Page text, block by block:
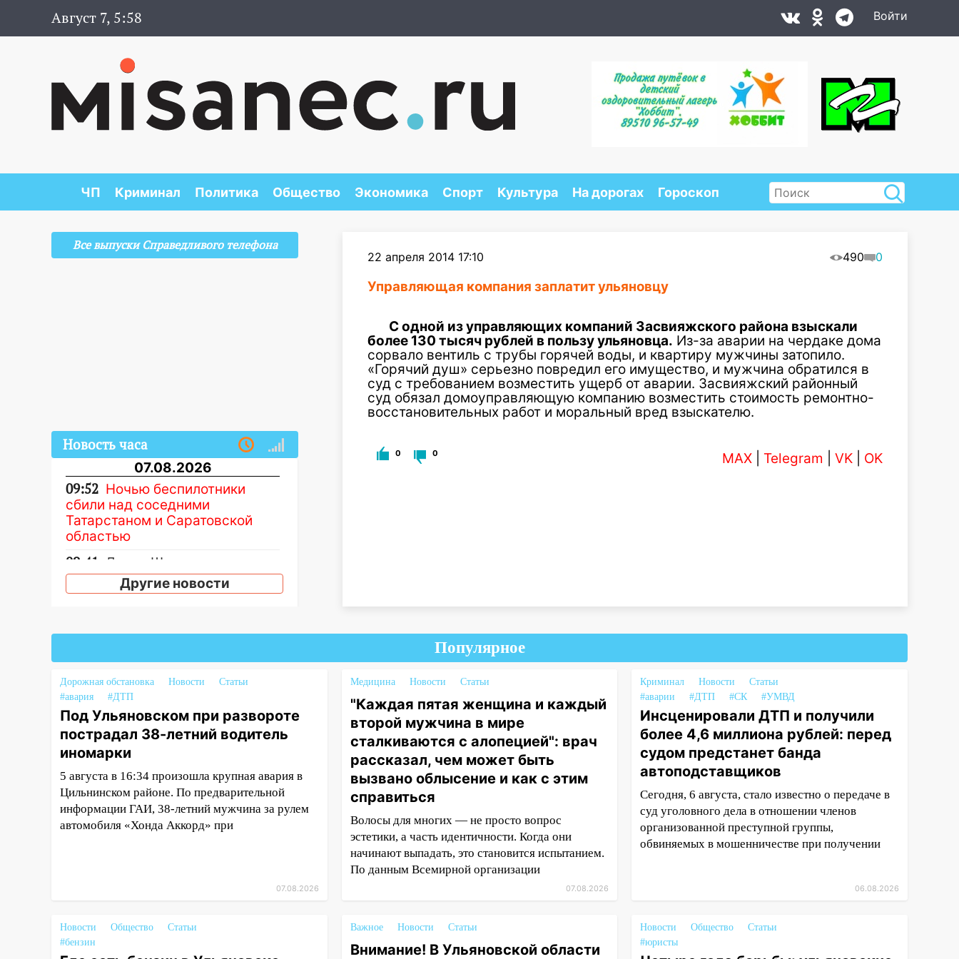
Август 7, 5:58 Войти
ЧП Криминал Политика Общество Экономика Спорт Культура На дорогах Гороскоп
22 апреля 2014 17:10 490 0
Управляющая компания заплатит ульяновцу
С одной из управляющих компаний Засвияжского района взыскали
более 130 тысяч рублей в пользу ульяновца. Из-за аварии на чердаке дома
сорвало вентиль с трубы горячей воды, и квартиру мужчины затопило.
«Горячий душ» серьезно повредил его имущество, и мужчина обратился в
суд с требованием возместить ущерб от аварии. Засвияжский районный
суд обязал домоуправляющую компанию возместить стоимость ремонтно-
восстановительных работ и моральный вред взыскателю.
0 0 MAX Telegram VK OK
Все выпуски Справедливого телефона
Новость часа
07.08.2026
09:52 Ночью беспилотники
сбили над соседними
Татарстаном и Саратовской
областью
09:41
Диана Шурыгина
уверовала в Бога в СИЗО
неуплату налогов на 48 млн
08:22 Подросток на питбайке
сбил велосипедистку:
пострадали двое
07:20 Жара возвращается:
ожидается знойный и сухой
06:00 Под Ульяновском при
развороте пострадал 38-
летний водитель иномарки
облысение и как с этим
справиться
Другие новости
Популярное
Дорожная обстановка Новости
Статьи
#авария
#ДТП
Под Ульяновском при развороте
пострадал 38-летний водитель
иномарки
5 августа в 16:34 произошла крупная авария в
Цильнинском районе. По предварительной
информации ГАИ, 38-летний мужчина за рулем
автомобиля «Хонда Аккорд» при
07.08.2026
Медицина Новости Статьи
"Каждая пятая женщина и каждый
второй мужчина в мире
сталкиваются с алопецией": врач
рассказал, чем может быть
вызвано облысение и как с этим
справиться
Волосы для многих — не просто вопрос
эстетики, а часть идентичности. Когда они
начинают выпадать, это становится испытанием.
По данным Всемирной организации
07.08.2026
Криминал Новости
Статьи
#аварии
#ДТП #СК #УМВД
Инсценировали ДТП и получили
более 4,6 миллиона рублей: перед
судом предстанет банда
автоподставщиков
Сегодня, 6 августа, стало известно о передаче в
суд уголовного дела в отношении членов
организованной преступной группы,
обвиняемых в мошенничестве при получении
06.08.2026
Новости Общество
Статьи
#бензин
Важное Новости Статьи
Внимание! В Ульяновской области
Новости Общество
Статьи
#юристы